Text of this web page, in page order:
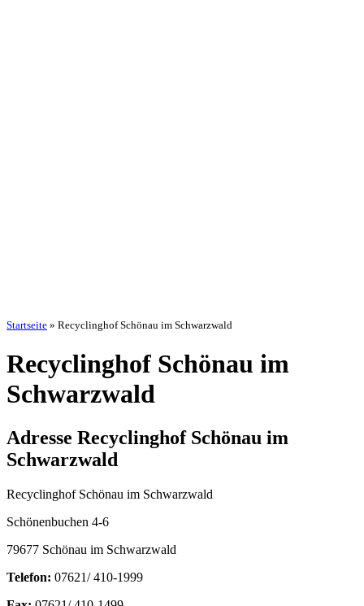
Startseite » Recyclinghof Schönau im Schwarzwald
Recyclinghof Schönau im
Schwarzwald
Adresse Recyclinghof Schönau im
Schwarzwald
Recyclinghof Schönau im Schwarzwald
Schönenbuchen 4-6
79677 Schönau im Schwarzwald
Telefon: 07621/ 410-1999